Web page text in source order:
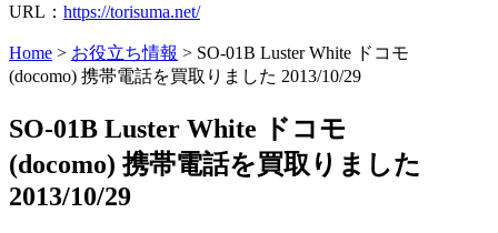
URL： https://torisuma.net/
Home > お役立ち情報 > SO-01B Luster White ドコモ
(docomo) 携帯電話を買取りました 2013/10/29
SO-01B Luster White ドコモ
(docomo) 携帯電話を買取りました
2013/10/29